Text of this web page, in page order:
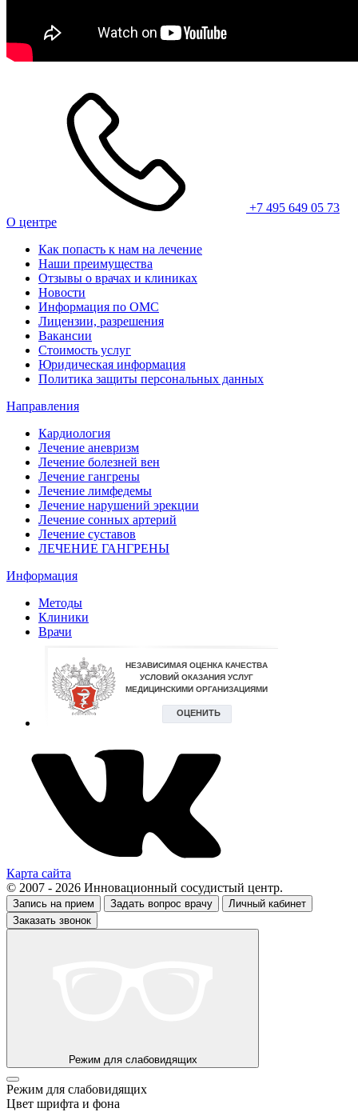
+7 495 649 05 73
О центре
Как попасть к нам на лечение
Наши преимущества
Отзывы о врачах и клиниках
Новости
Информация по ОМС
Лицензии, разрешения
Вакансии
Стоимость услуг
Юридическая информация
Политика защиты персональных данных
Направления
Кардиология
Лечение аневризм
Лечение болезней вен
Лечение гангрены
Лечение лимфедемы
Лечение нарушений эрекции
Лечение сонных артерий
Лечение суставов
ЛЕЧЕНИЕ ГАНГРЕНЫ
Информация
Методы
Клиники
Врачи
Карта сайта
© 2007 - 2026 Инновационный сосудистый центр.
Запись на прием Задать вопрос врачу
Личный кабинет
Заказать звонок
Режим для слабовидящих
Режим для слабовидящих
Цвет шрифта и фона